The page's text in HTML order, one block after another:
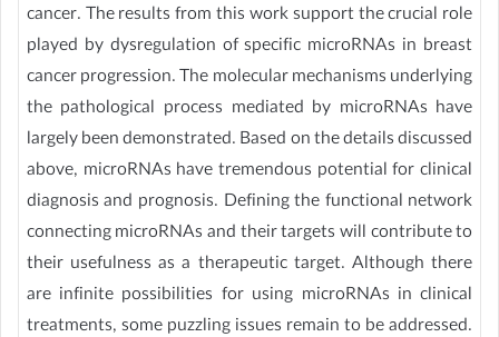
cancer. The results from this work support the crucial role
played by dysregulation of specific microRNAs in breast
cancer progression. The molecular mechanisms underlying
the pathological process mediated by microRNAs have
largely been demonstrated. Based on the details discussed
above, microRNAs have tremendous potential for clinical
diagnosis and prognosis. Defining the functional network
connecting microRNAs and their targets will contribute to
their usefulness as a therapeutic target. Although there
are infinite possibilities for using microRNAs in clinical
treatments, some puzzling issues remain to be addressed.